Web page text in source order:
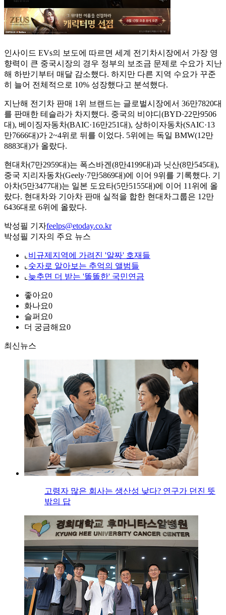
인사이드 EVs의 보도에 따르면 세계 전기차시장에서 가장 영
향력이 큰 중국시장의 경우 정부의 보조금 문제로 수요가 지난
해 하반기부터 매달 감소했다. 하지만 다른 지역 수요가 꾸준
히 늘어 전체적으로 10% 성장했다고 분석했다.
지난해 전기차 판매 1위 브랜드는 글로벌시장에서 36만7820대
를 판매한 테슬라가 차지했다. 중국의 비야디(BYD·22만9506
대), 베이징자동차(BAIC·16만251대), 상하이자동차(SAIC·13
만7666대)가 2~4위로 뒤를 이었다. 5위에는 독일 BMW(12만
8883대)가 올랐다.
현대차(7만2959대)는 폭스바겐(8만4199대)과 닛산(8만545대),
중국 지리자동차(Geely·7만5869대)에 이어 9위를 기록했다. 기
아차(5만3477대)는 일본 도요타(5만5155대)에 이어 11위에 올
랐다. 현대차와 기아차 판매 실적을 합한 현대차그룹은 12만
6436대로 6위에 올랐다.
박성필 기자feelps@etoday.co.kr
박성필 기자의 주요 뉴스
⌞ 비규제지역에 가려진 '알짜' 호재들
⌞ 숫자로 알아보는 추억의 앨범들
⌞ 늦추면 더 받는 '똘똘한' 국민연금
좋아요0
화나요0
슬퍼요0
더 궁금해요0
최신뉴스
고령자 많은 회사는 생산성 낮다? 연구가 던진 뜻
밖의 답